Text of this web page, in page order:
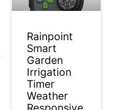
Rainpoint
Smart
Garden
Irrigation
Timer
Weather